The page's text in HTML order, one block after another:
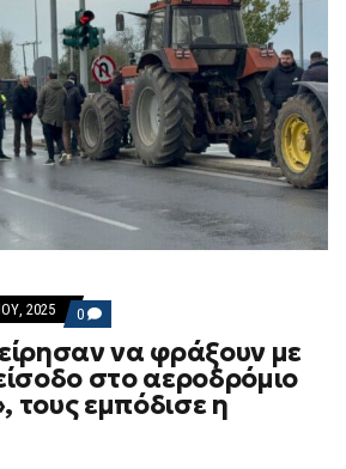
2025 0 COMMENTS
ON
ΑΓΡΌΤΕΣ
ΕΠΙΧΕΊΡΗΣΑΝ
ΝΑ
ΦΡΆΞΟΥΝ
ΜΕ
να φράξουν με
στο αεροδρόμιο
τους εμπόδισε η